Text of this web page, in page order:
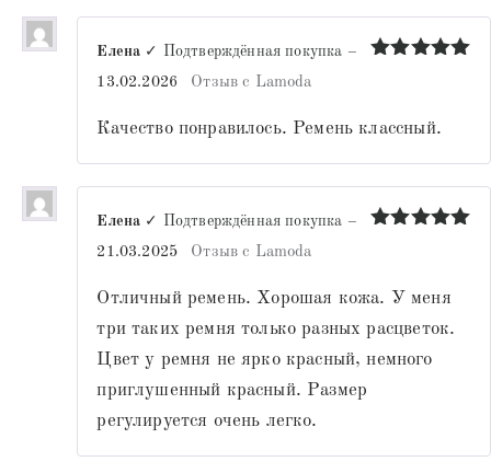
Елена ✓ Подтверждённая покупка –
13.02.2026
Отзыв с Lamoda
Качество понравилось. Ремень классный.
Елена ✓ Подтверждённая покупка –
21.03.2025
Отзыв с Lamoda
Отличный ремень. Хорошая кожа. У меня
три таких ремня только разных расцветок.
Цвет у ремня не ярко красный, немного
приглушенный красный. Размер
регулируется очень легко.